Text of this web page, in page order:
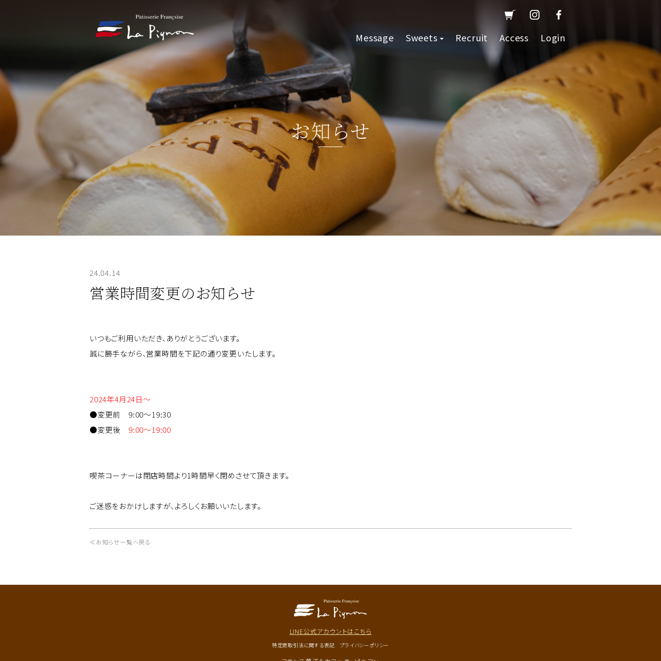
Message Sweets Recruit Access Login
お知らせ
24.04.14
営業時間変更のお知らせ
いつもご利用いただき、ありがとうございます。
誠に勝手ながら、営業時間を下記の通り変更いたします。
2024年4月24日～
●変更前 9:00～19:30
●変更後 9:00～19:00
喫茶コーナーは閉店時間より1時間早く閉めさせて頂きます。
ご迷惑をおかけしますが、よろしくお願いいたします。
≪お知らせ一覧へ戻る
LINE公式アカウントはこちら
特定商取引法に関する表記 プライバシーポリシー